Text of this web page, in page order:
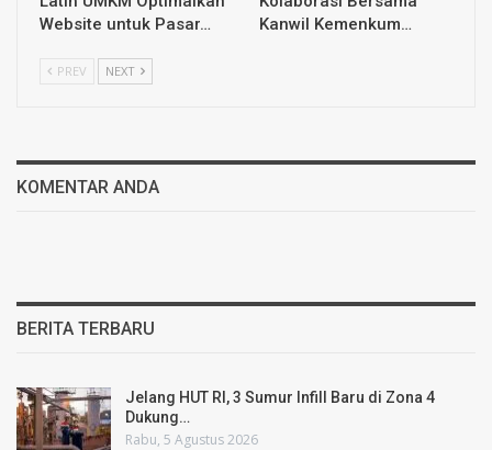
Website untuk Pasar…
Kanwil Kemenkum…
PREV NEXT
KOMENTAR ANDA
BERITA TERBARU
Jelang HUT RI, 3 Sumur Infill Baru di Zona 4
Dukung…
Rabu, 5 Agustus 2026